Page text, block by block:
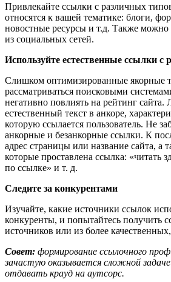
Привлекайте ссылки с различных
относятся к вашей тематике: блоги,
новостные ресурсы и т.д. Также можно
из социальных сетей.
Используйте естественные ссылки
Слишком оптимизированные якорные
рассматриваться поисковыми
негативно повлиять на рейтинг сайта.
естественный текст в анкоре,
которую ссылается пользователь. Не
анкорные и безанкорные ссылки. К
адрес страницы или название сайта, а
которые проставлена ссылка: «читать
по ссылке» и т. д.
Следите за конкурентами
Изучайте, какие источники ссылок
конкуренты, и попытайтесь получить
источников или из более
Совет: формирование ссылочного
зачастую оказывается сложной
отдавать крауд на аутсорс.